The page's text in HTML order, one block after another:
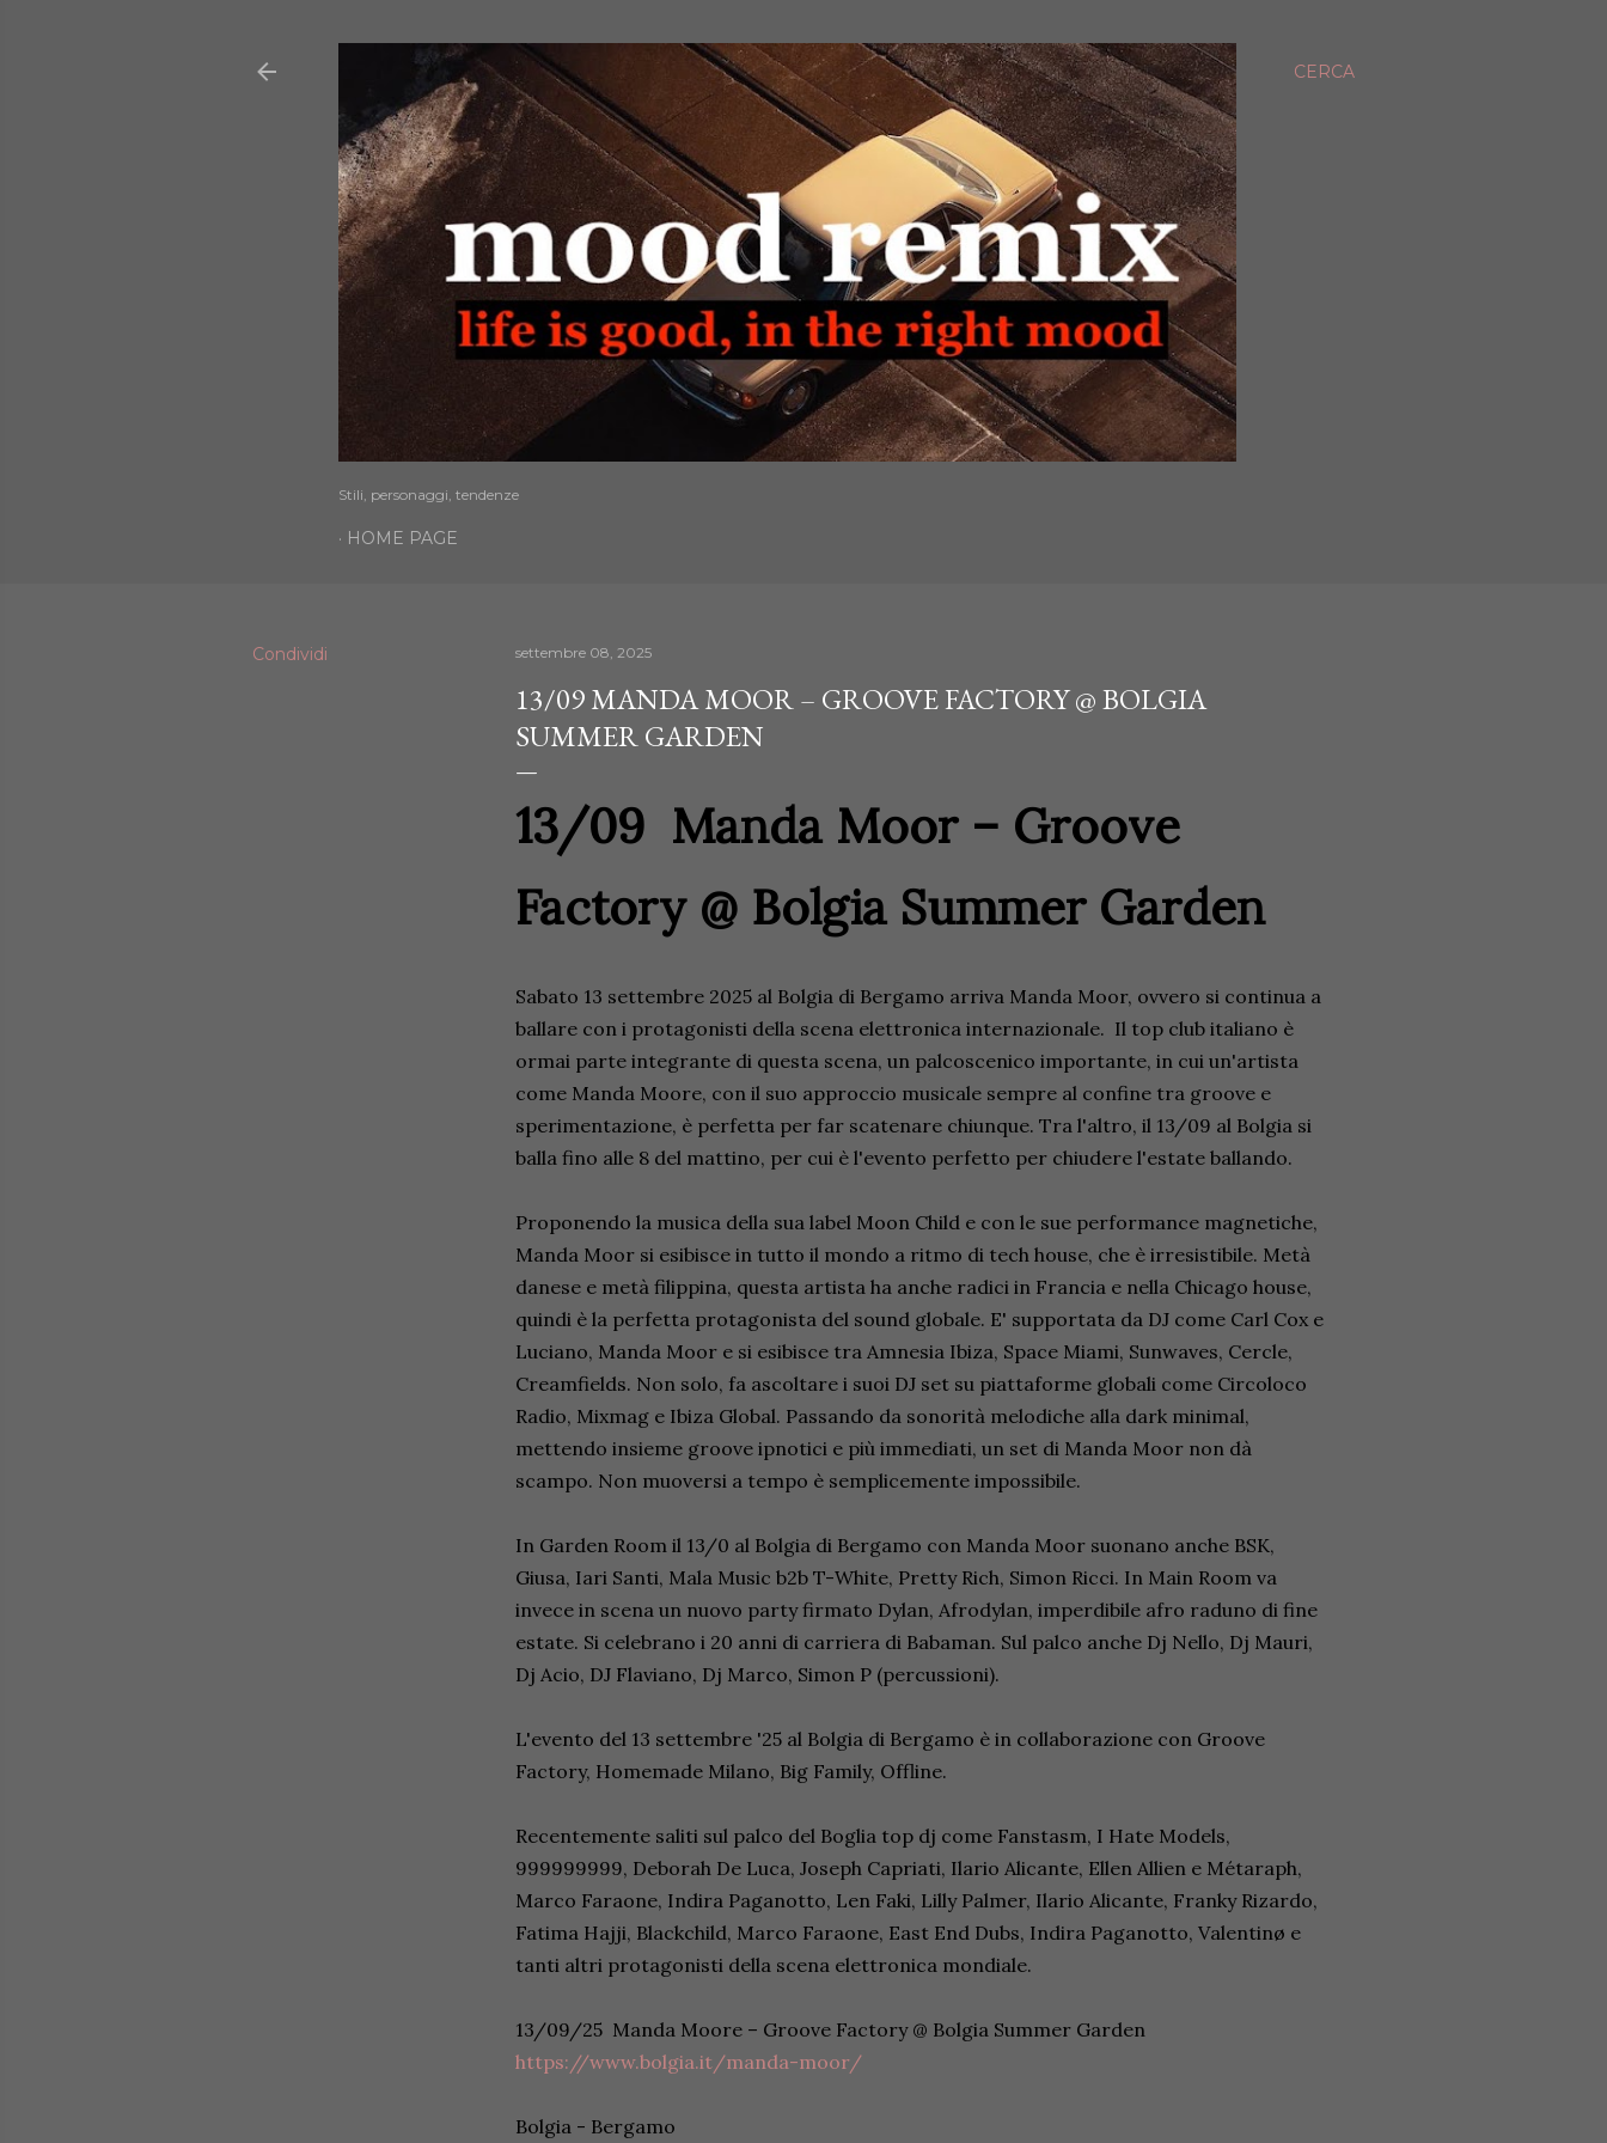
CERCA
Stili, personaggi, tendenze
HOME PAGE
Condividi settembre 08, 2025
13/09 MANDA MOOR – GROOVE FACTORY @ BOLGIA
SUMMER GARDEN
13/09 Manda Moor – Groove
Factory @ Bolgia Summer Garden
Sabato 13 settembre 2025 al Bolgia di Bergamo arriva Manda Moor, ovvero si continua a
ballare con i protagonisti della scena elettronica internazionale. Il top club italiano è
ormai parte integrante di questa scena, un palcoscenico importante, in cui un'artista
come Manda Moore, con il suo approccio musicale sempre al confine tra groove e
sperimentazione, è perfetta per far scatenare chiunque. Tra l'altro, il 13/09 al Bolgia si
balla fino alle 8 del mattino, per cui è l'evento perfetto per chiudere l'estate ballando.
Proponendo la musica della sua label Moon Child e con le sue performance magnetiche,
Manda Moor si esibisce in tutto il mondo a ritmo di tech house, che è irresistibile. Metà
danese e metà filippina, questa artista ha anche radici in Francia e nella Chicago house,
quindi è la perfetta protagonista del sound globale. E' supportata da DJ come Carl Cox e
Luciano, Manda Moor e si esibisce tra Amnesia Ibiza, Space Miami, Sunwaves, Cercle,
Creamfields. Non solo, fa ascoltare i suoi DJ set su piattaforme globali come Circoloco
Radio, Mixmag e Ibiza Global. Passando da sonorità melodiche alla dark minimal,
mettendo insieme groove ipnotici e più immediati, un set di Manda Moor non dà
scampo. Non muoversi a tempo è semplicemente impossibile.
In Garden Room il 13/0 al Bolgia di Bergamo con Manda Moor suonano anche BSK,
Giusa, Iari Santi, Mala Music b2b T-White, Pretty Rich, Simon Ricci. In Main Room va
invece in scena un nuovo party firmato Dylan, Afrodylan, imperdibile afro raduno di fine
estate. Si celebrano i 20 anni di carriera di Babaman. Sul palco anche Dj Nello, Dj Mauri,
Dj Acio, DJ Flaviano, Dj Marco, Simon P (percussioni).
L'evento del 13 settembre '25 al Bolgia di Bergamo è in collaborazione con Groove
Factory, Homemade Milano, Big Family, Offline.
Recentemente saliti sul palco del Boglia top dj come Fanstasm, I Hate Models,
999999999, Deborah De Luca, Joseph Capriati, Ilario Alicante, Ellen Allien e Métaraph,
Marco Faraone, Indira Paganotto, Len Faki, Lilly Palmer, Ilario Alicante, Franky Rizardo,
Fatima Hajji, Blackchild, Marco Faraone, East End Dubs, Indira Paganotto, Valentinø e
tanti altri protagonisti della scena elettronica mondiale.
13/09/25 Manda Moore – Groove Factory @ Bolgia Summer Garden
https://www.bolgia.it/manda-moor/
Bolgia - Bergamo